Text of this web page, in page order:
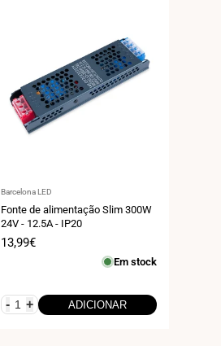
Fornecedor:
Barcelona LED
Fonte de alimentação Slim 300W
24V - 12.5A - IP20
Preço
13,99€
Em stock
- + ADICIONAR